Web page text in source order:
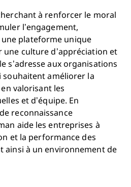
à renforcer le moral
l’engagement,
plateforme unique
culture d’appréciation et
s’adresse aux organisations
souhaitent améliorer la
valorisant les
et d’équipe. En
reconnaissance
aide les entreprises à
et la performance des
ainsi à un environnement de